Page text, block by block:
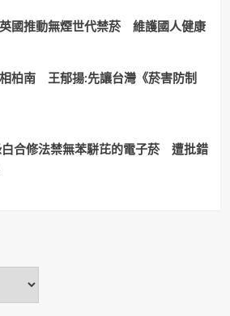
國推動無煙世代禁菸 維護國人健康
柏南 王郁揚:先讓台灣《菸害防制
白合修法禁無苯駢芘的電子菸 遭批錯